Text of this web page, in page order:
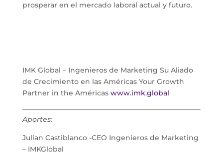
prosperar en el mercado laboral actual y futuro.
IMK Global – Ingenieros de Marketing Su Aliado
de Crecimiento en las Américas Your Growth
Partner in the Américas www.imk.global
Aportes:
Julian Castiblanco -CEO Ingenieros de Marketing
– IMKGlobal